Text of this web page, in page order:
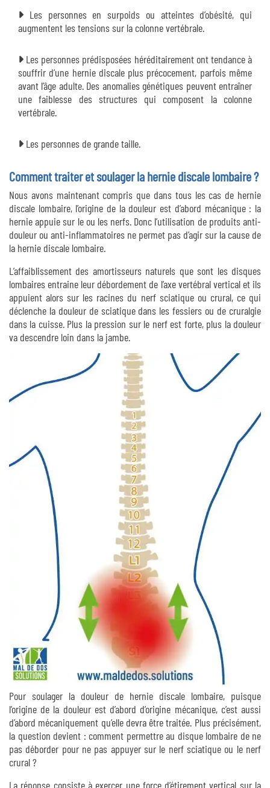
Les personnes en surpoids ou atteintes d’obésité, qui
augmentent les tensions sur la colonne vertébrale.
Les personnes prédisposées héréditairement ont tendance à
souffrir d’une hernie discale plus précocement, parfois même
avant l’âge adulte. Des anomalies génétiques peuvent entraîner
une faiblesse des structures qui composent la colonne
vertébrale.
Les personnes de grande taille.
Comment traiter et soulager la hernie discale lombaire ?
Nous avons maintenant compris que dans tous les cas de hernie
discale lombaire, l’origine de la douleur est d’abord mécanique : la
hernie appuie sur le ou les nerfs. Donc l’utilisation de produits anti-
douleur ou anti-inflammatoires ne permet pas d’agir sur la cause de
la hernie discale lombaire.
L’affaiblissement des amortisseurs naturels que sont les disques
lombaires entraine leur débordement de l’axe vertébral vertical et ils
appuient alors sur les racines du nerf sciatique ou crural, ce qui
déclenche la douleur de sciatique dans les fessiers ou de cruralgie
dans la cuisse. Plus la pression sur le nerf est forte, plus la douleur
va descendre loin dans la jambe.
Pour soulager la douleur de hernie discale lombaire, puisque
l’origine de la douleur est d’abord d’origine mécanique, c’est aussi
d’abord mécaniquement qu’elle devra être traitée. Plus précisément,
la question devient : comment permettre au disque lombaire de ne
pas déborder pour ne pas appuyer sur le nerf sciatique ou le nerf
crural ?
La réponse consiste à exercer une force d’étirement vertical sur la